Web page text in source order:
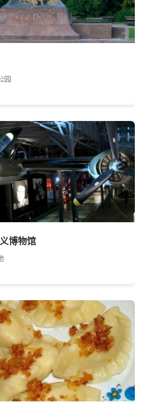
园
博物馆